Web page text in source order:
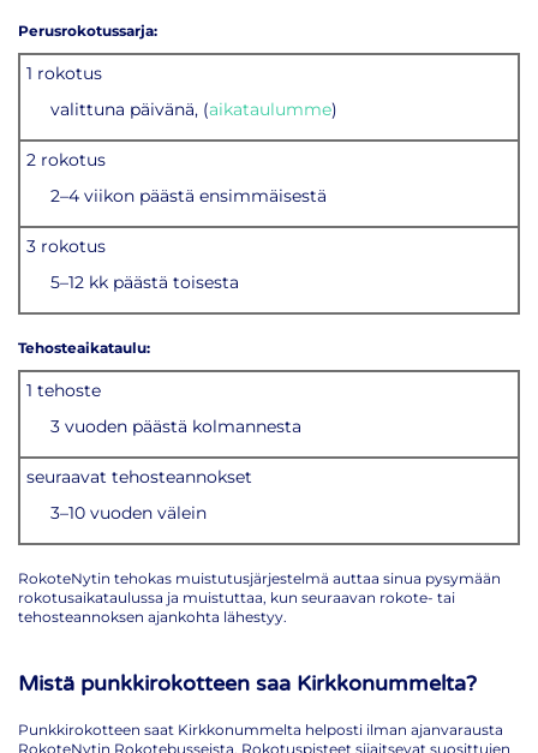
Perusrokotussarja:
1 rokotus
valittuna päivänä, (aikataulumme)
2 rokotus
2–4 viikon päästä ensimmäisestä
3 rokotus
5–12 kk päästä toisesta
Tehosteaikataulu:
1 tehoste
3 vuoden päästä kolmannesta
seuraavat tehosteannokset
3–10 vuoden välein
RokoteNytin tehokas muistutusjärjestelmä auttaa sinua pysymään
rokotusaikataulussa ja muistuttaa, kun seuraavan rokote- tai
tehosteannoksen ajankohta lähestyy.
Mistä punkkirokotteen saa Kirkkonummelta?
Punkkirokotteen saat Kirkkonummelta helposti ilman ajanvarausta
RokoteNytin Rokotebusseista. Rokotuspisteet sijaitsevat suosittujen